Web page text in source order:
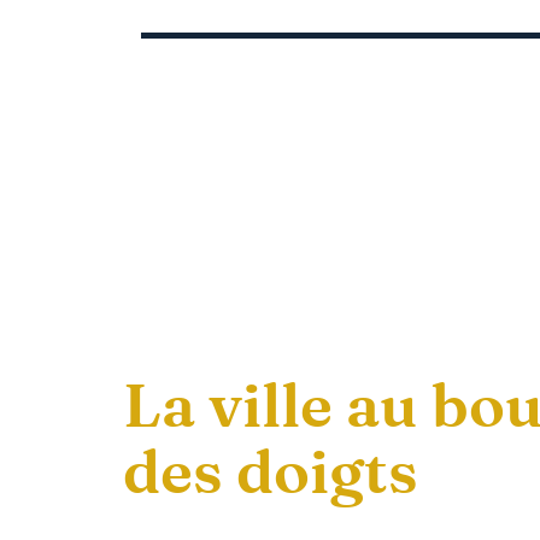
La ville au
des doigts